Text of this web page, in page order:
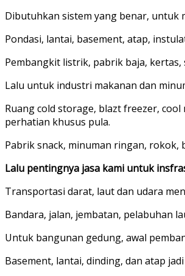
Dibutuhkan sistem yang benar, untuk
Pondasi, lantai, basement, atap,
Pembangkit listrik, pabrik baja,
Lalu untuk industri makanan dan
Ruang cold storage, blazt freezer,
perhatian khusus pula.
Pabrik snack, minuman ringan, rokok,
Lalu pentingnya jasa kami untuk
Transportasi darat, laut dan udara
Bandara, jalan, jembatan, pelabuhan
Untuk bangunan gedung, awal
Basement, lantai, dinding, dan atap